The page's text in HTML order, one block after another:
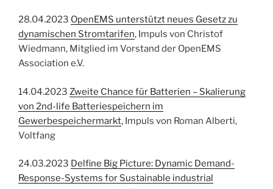
28.04.2023 OpenEMS unterstützt neues Gesetz zu
dynamischen Stromtarifen, Impuls von Christof
Wiedmann, Mitglied im Vorstand der OpenEMS
Association e.V.
14.04.2023 Zweite Chance für Batterien – Skalierung
von 2nd-life Batteriespeichern im
Gewerbespeichermarkt, Impuls von Roman Alberti,
Voltfang
24.03.2023 Delfine Big Picture: Dynamic Demand-
Response-Systems for Sustainable industrial